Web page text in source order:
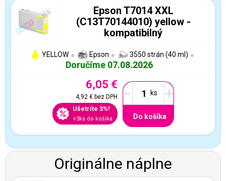
Epson T7014 XXL
(C13T70144010) yellow -
kompatibilný
YELLOW Epson 3550 strán (40 ml)
Doručíme 07.08.2026
6,05 €
4,92 €bez DPH
Ušetríte 3%!
+3ks do košíka
- +
Do košíka
Originálne náplne